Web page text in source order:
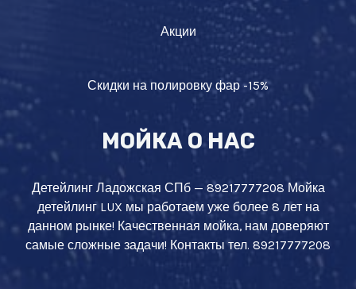
Акции
Скидки на полировку фар -15%
МОЙКА О НАС
Детейлинг Ладожская СПб — 89217777208 Мойка
детейлинг LUX мы работаем уже более 8 лет на
данном рынке! Качественная мойка, нам доверяют
самые сложные задачи! Контакты тел. 89217777208